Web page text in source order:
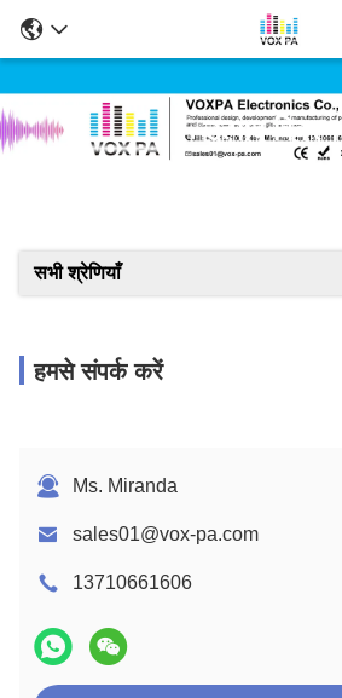
उत्पाद विवरण
सभी श्रेणियाँ
हमसे संपर्क करें
Ms. Miranda
sales01@vox-pa.com
13710661606